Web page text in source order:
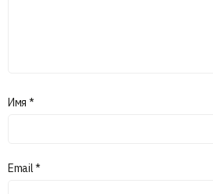
Имя *
Email*